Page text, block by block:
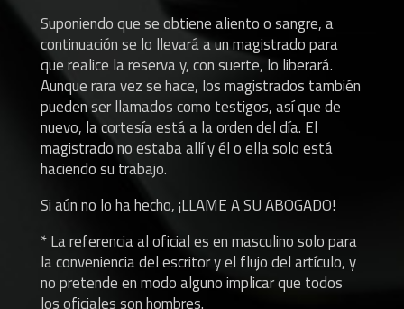
Suponiendo que se obtiene aliento o sangre, a
continuación se lo llevará a un magistrado para
que realice la reserva y, con suerte, lo liberará.
Aunque rara vez se hace, los magistrados también
pueden ser llamados como testigos, así que de
nuevo, la cortesía está a la orden del día. El
magistrado no estaba allí y él o ella solo está
haciendo su trabajo.
Si aún no lo ha hecho, ¡LLAME A SU ABOGADO!
* La referencia al oficial es en masculino solo para
la conveniencia del escritor y el flujo del artículo, y
no pretende en modo alguno implicar que todos
los oficiales son hombres.